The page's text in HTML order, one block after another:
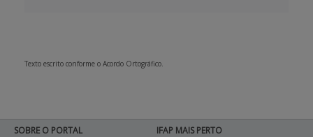
Texto escrito conforme o Acordo Ortográfico.
SOBRE O PORTAL
IFAP MAIS PERTO